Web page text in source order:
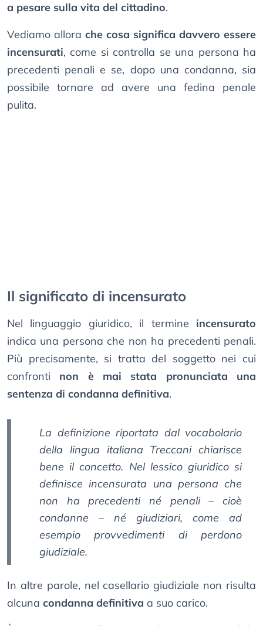
a pesare sulla vita del cittadino.
Vediamo allora che cosa significa davvero essere
incensurati, come si controlla se una persona ha
precedenti penali e se, dopo una condanna, sia
possibile tornare ad avere una fedina penale
pulita.
Il significato di incensurato
Nel linguaggio giuridico, il termine incensurato
indica una persona che non ha precedenti penali.
Più precisamente, si tratta del soggetto nei cui
confronti non è mai stata pronunciata una
sentenza di condanna definitiva.
La definizione riportata dal vocabolario
della lingua italiana Treccanichiarisce
bene il concetto. Nel lessico giuridico si
definisce incensurata una persona che
non ha precedenti né penali – cioè
condanne – né giudiziari, come ad
esempio provvedimenti di perdono
giudiziale.
In altre parole, nel casellario giudiziale non risulta
alcuna condanna definitiva a suo carico.